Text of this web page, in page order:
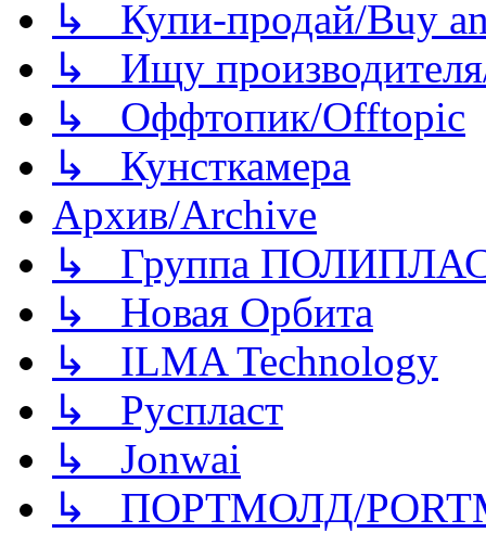
↳ Купи-продай/Buy
↳ Ищу
↳ Оффтопик/Offtopic
↳ Кунсткамера
Архив/Archive
↳ Группа
↳ Новая Орбита
↳ ILMA Technology
↳ Руспласт
↳ Jonwai
↳ ПОРТМОЛД/